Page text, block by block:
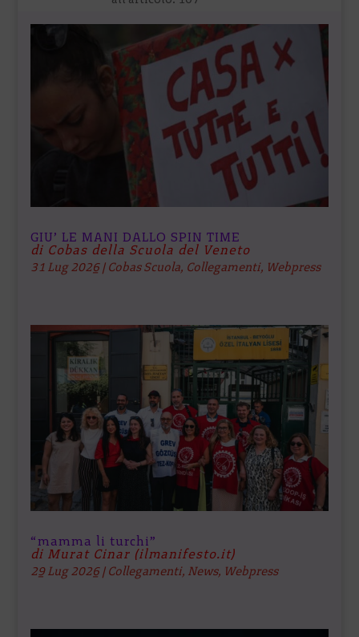
GIU’ LE MANI DALLO SPIN TIME
di Cobas della Scuola del Veneto
31 Lug 2026| Cobas Scuola, Collegamenti, Webpress
“mamma li turchi”
di Murat Cinar (ilmanifesto.it)
29 Lug 2026| Collegamenti, News, Webpress